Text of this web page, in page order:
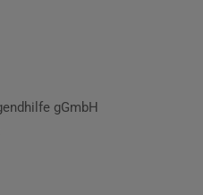
gGmbH